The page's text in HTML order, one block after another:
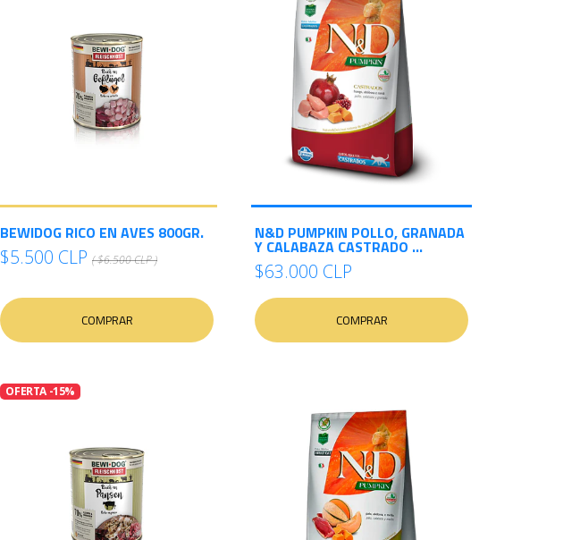
BEWIDOG RICO EN AVES 800GR.
$5.500 CLP ( $6.500 CLP )
COMPRAR
N&D PUMPKIN POLLO, GRANADA
Y CALABAZA CASTRADO ...
$63.000 CLP
COMPRAR
OFERTA -15%